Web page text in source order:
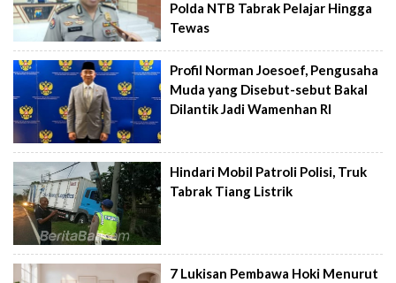
Polda NTB Tabrak Pelajar Hingga
Tewas
Profil Norman Joesoef, Pengusaha
Muda yang Disebut-sebut Bakal
Dilantik Jadi Wamenhan RI
Hindari Mobil Patroli Polisi, Truk
Tabrak Tiang Listrik
7 Lukisan Pembawa Hoki Menurut